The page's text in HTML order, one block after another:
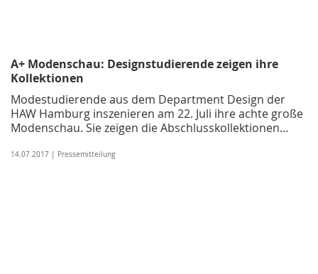
A+ Modenschau: Designstudierende zeigen ihre
Kollektionen
Modestudierende aus dem Department Design der
HAW Hamburg inszenieren am 22. Juli ihre achte große
Modenschau. Sie zeigen die Abschlusskollektionen…
14.07.2017 | Pressemitteilung